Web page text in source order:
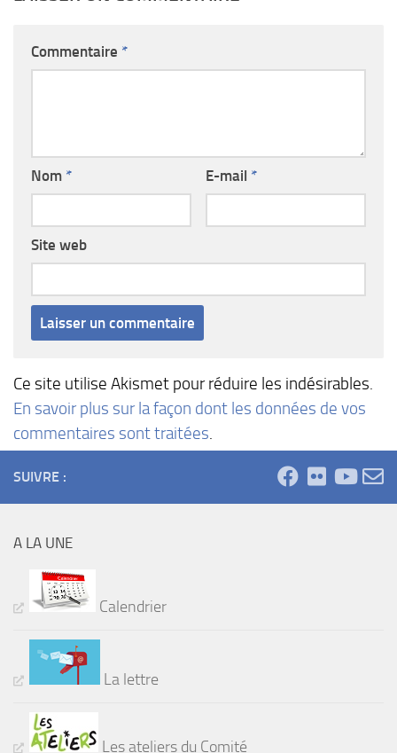
Commentaire *
Nom * E-mail *
Site web
Ce site utilise Akismet pour réduire les indésirables.
En savoir plus sur la façon dont les données de vos
commentaires sont traitées.
SUIVRE :
A LA UNE
Calendrier
La lettre
Les ateliers du Comité